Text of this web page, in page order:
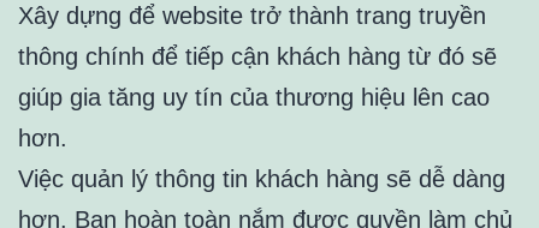
Xây dựng để website trở thành trang truyền
thông chính để tiếp cận khách hàng từ đó sẽ
giúp gia tăng uy tín của thương hiệu lên cao
hơn.
Việc quản lý thông tin khách hàng sẽ dễ dàng
hơn. Bạn hoàn toàn nắm được quyền làm chủ